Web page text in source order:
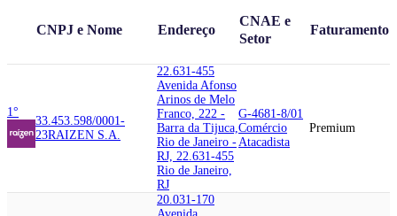
CNPJ e Nome Endereço
CNAE e
Setor
Faturamento
1°
33.453.598/0001-
23RAIZEN S.A.
22.631-455
Avenida Afonso
Arinos de Melo
Franco, 222 -
Barra da Tijuca,
Rio de Janeiro -
RJ, 22.631-455
Rio de Janeiro,
RJ
G-4681-8/01
Comércio
Atacadista
Premium
20.031-170